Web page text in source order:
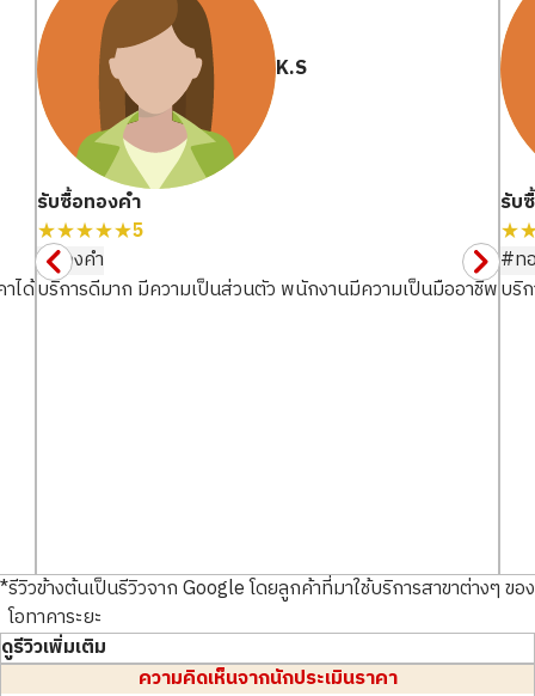
ได้
K.S
รับซื้อทองคำ
★★★★★5
#ทองคำ
บริการดีมาก มีความเป็นส่วนตัว พนักงานมีความเป็นมืออาชีพ
รับ
#ท
บริ
*รีวิวข้างต้นเป็นรีวิวจาก Google โดยลูกค้าที่มาใช้บริการสาขาต่างๆ ของ
โอทาคาระยะ
ดูรีวิวเพิ่มเติม
ความคิดเห็นจากนักประเมินราคา